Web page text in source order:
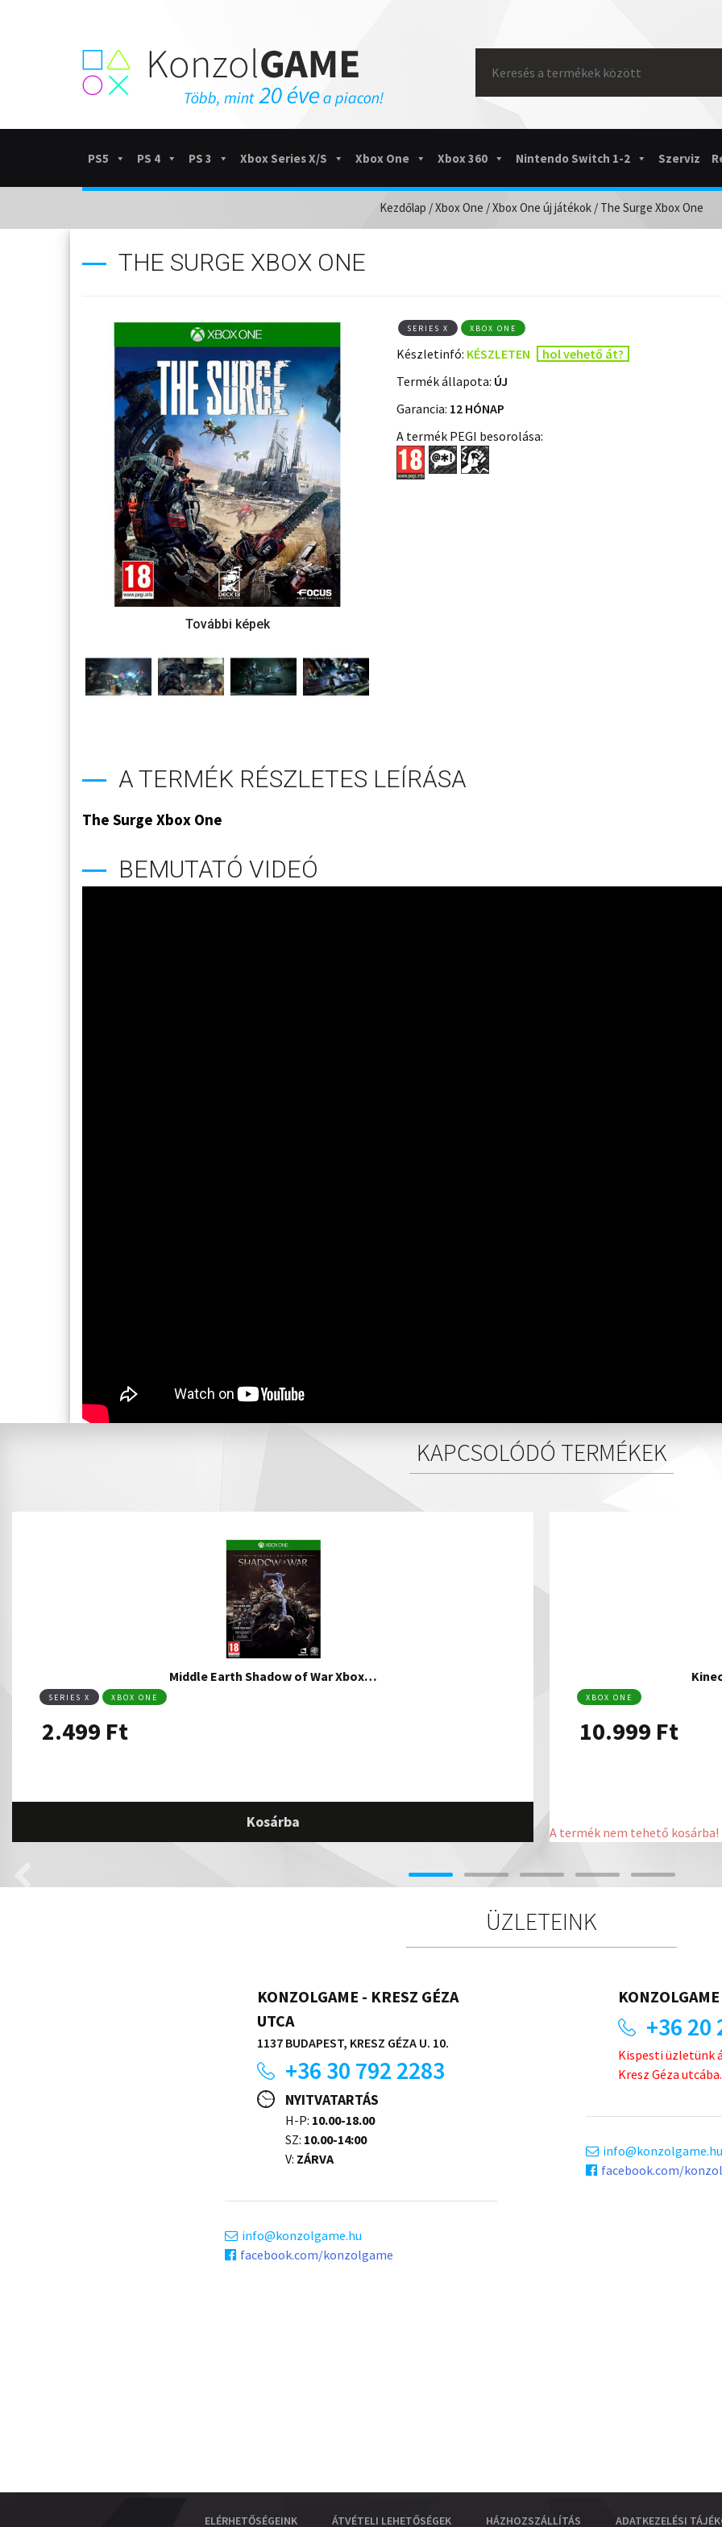
for:
PS5 PS 4 PS 3 Xbox Series X/S Xbox One Xbox 360 Nintendo Switch 1-2 Szerviz
Kezdőlap /Xbox One /Xbox One új játékok / The Surge Xbox One
THE SURGE XBOX ONE
SERIES X XBOX ONE
Készletinfó: KÉSZLETEN
hol vehető át?
Termék állapota: ÚJ
Garancia: 12 HÓNAP
A termék PEGI besorolása:
A TERMÉK RÉSZLETES LEÍRÁSA
The Surge Xbox One
BEMUTATÓ VIDEÓ
KAPCSOLÓDÓ TERMÉKEK
Middle Earth Shadow of War Xbox…
SERIES X XBOX ONE
2.499 Ft
Kosárba
XBOX ONE
10.999 Ft
A termék nem tehető kosárba!
ÜZLETEINK
KONZOLGAME - KRESZ GÉZA
UTCA
1137 BUDAPEST, KRESZ GÉZA U. 10.
+36 30 792 2283
NYITVATARTÁS
H-P: 10.00-18.00
SZ: 10.00-14:00
V: ZÁRVA
info
konzolgame.hu
facebook.com/konzolgame
+36 20
Kispesti
Kresz Géza utcába.
info
konzolgame.hu
facebook.com/
ELÉRHETŐSÉGEINK ÁTVÉTELI LEHETŐSÉGEK HÁZHOZSZÁLLÍTÁS ADATKEZELÉSI